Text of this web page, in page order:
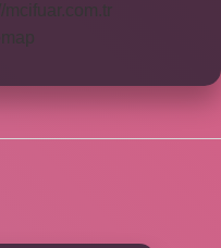
mcifuar.com.tr